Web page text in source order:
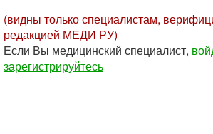
(видны только специалистам,
редакцией МЕДИ РУ)
Если Вы медицинский специалист,
зарегистрируйтесь